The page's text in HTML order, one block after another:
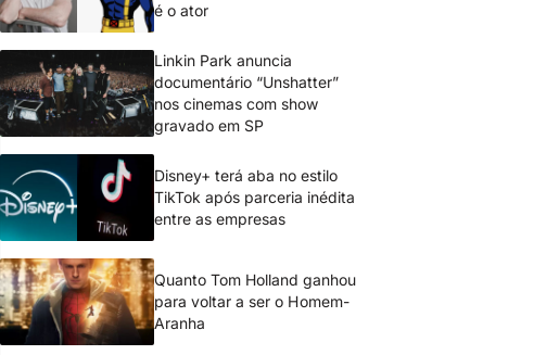
é o ator
Linkin Park anuncia
documentário “Unshatter”
nos cinemas com show
gravado em SP
Disney+ terá aba no estilo
TikTok após parceria inédita
entre as empresas
Quanto Tom Holland ganhou
para voltar a ser o Homem-
Aranha